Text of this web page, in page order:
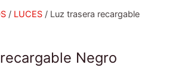
/ LUCES / Luz trasera recargable
Negro